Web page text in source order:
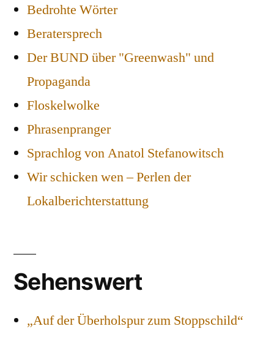
Bedrohte Wörter
Beratersprech
Der BUND über "Greenwash" und
Propaganda
Floskelwolke
Phrasenpranger
Sprachlog von Anatol Stefanowitsch
Wir schicken wen – Perlen der
Lokalberichterstattung
Sehenswert
„Auf der Überholspur zum Stoppschild“